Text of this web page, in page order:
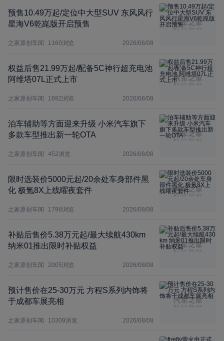
预售10.49万起/定位中大型SUV 东风风行
星海V6乾崑版开启预售
之家原创车闻 1160浏览 2026/08/08
权益后售21.99万起/配备5C神行超充电池
阿维塔07L正式上市
之家原创车闻 1692浏览 2026/08/08
泊车辅助等方面迎来升级 小米汽车旗下
多款车型推出新一轮OTA
之家原创车闻 452浏览 2026/08/08
限时选装价5000元起/20余处车身部件黑
化 极氪8X上线曜夜套件
之家原创车闻 1798浏览 2026/08/08
补贴后售价5.38万元起/最大续航430km
纳米01推出限时补贴权益
之家原创车闻 2005浏览 2026/08/08
预计售价在25-30万元 方程S系列内饰将
于成都车展亮相
之家原创车闻 10309浏览 2026/08/08